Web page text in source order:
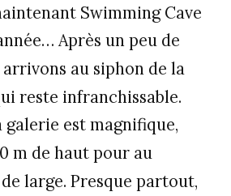
Swimming Cave
Après un peu de
au siphon de la
reste infranchissable.
est magnifique,
m de haut pour au
large. Presque partout,